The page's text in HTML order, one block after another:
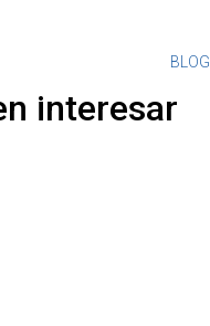
BLOG
interesar